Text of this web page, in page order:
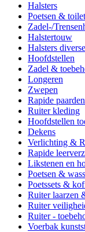
Halsters
Poetsen &
Zadel-/
Halstertouw
Halsters
Hoofdstellen
Zadel &
Longeren
Zwepen
Rapide
Ruiter kleding
Hoofdstellen
Dekens
Verlichting &
Rapide
Likstenen en
Poetsen &
Poetssets &
Ruiter laarzen
Ruiter
Ruiter -
Voerbak